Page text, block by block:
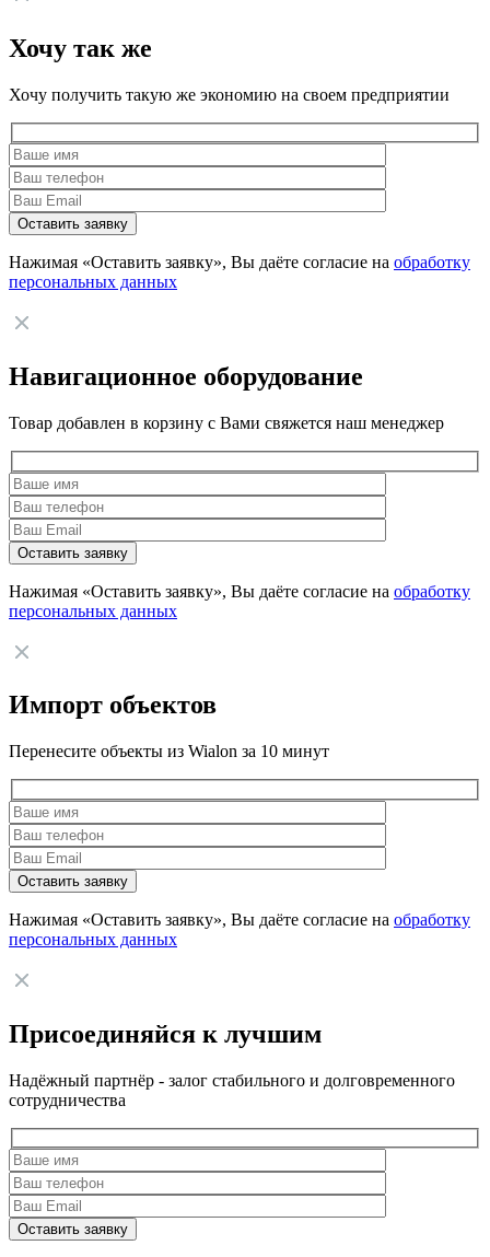
Хочу так же
Хочу получить такую же экономию на своем предприятии
Нажимая «Оставить заявку», Вы даёте согласие на обработку
персональных данных
Навигационное оборудование
Товар добавлен в корзину с Вами свяжется наш менеджер
Нажимая «Оставить заявку», Вы даёте согласие на обработку
персональных данных
Импорт объектов
Перенесите объекты из Wialon за 10 минут
Нажимая «Оставить заявку», Вы даёте согласие на обработку
персональных данных
Присоединяйся к лучшим
Надёжный партнёр - залог стабильного и долговременного
сотрудничества